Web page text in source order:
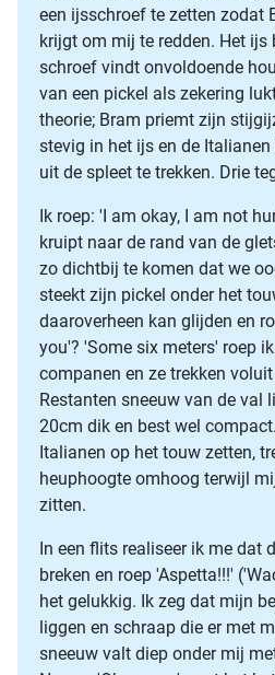
een ijsschroef te zetten zodat
krijgt om mij te redden. Het ijs
schroef vindt onvoldoende
van een pickel als zekering
theorie; Bram priemt zijn
stevig in het ijs en de
uit de spleet te trekken. Drie
Ik roep: 'I am okay, I am not
kruipt naar de rand van de
zo dichtbij te komen dat we
steekt zijn pickel onder het
daaroverheen kan glijden en
you'? 'Some six meters' roep
companen en ze trekken
Restanten sneeuw van de val
20cm dik en best wel
Italianen op het touw zetten,
heuphoogte omhoog terwijl
zitten.
In een flits realiseer ik me dat
breken en roep 'Aspetta!!!'
het gelukkig. Ik zeg dat mijn
liggen en schraap die er met
sneeuw valt diep onder mij